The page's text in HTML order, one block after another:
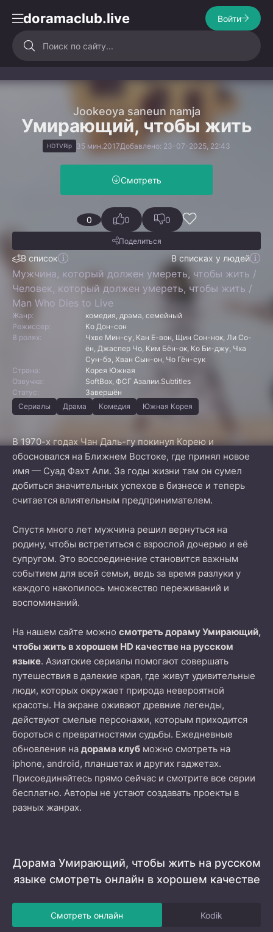
doramaclub.live Войти
Jookeoya saneun namja
Умирающий, чтобы жить
HDTVRip 35 мин.2017Добавлено: 23-07-2025, 22:43
Смотреть
0
В список В списках у людей
0 0
Поделиться
Мужчина, который должен умереть, чтобы жить /
Человек, который должен умереть, чтобы жить /
Man Who Dies to Live
Жанр:
комедия, драма, семейный
Режиссер:
Ко Дон-сон
В ролях:
Чхве Мин-су, Кан Е-вон, Щин Сон-нок, Ли Со-
ён, Джаспер Чо, Ким Бён-ок, Ко Би-джу, Чха
Сун-бэ, Хван Сын-он, Чо Гён-сук
Страна:
Корея Южная
Озвучка:
SoftBox, ФСГ Азалии.Subtitles
Статус:
Завершён
Сериалы
Драма Комедия Южная Корея
В 1970-х годах Чан Даль-гу покинул Корею и
обосновался на Ближнем Востоке, где принял новое
имя — Суад Фахт Али. За годы жизни там он сумел
добиться значительных успехов в бизнесе и теперь
считается влиятельным предпринимателем.
Спустя много лет мужчина решил вернуться на
родину, чтобы встретиться с взрослой дочерью и её
супругом. Это воссоединение становится важным
событием для всей семьи, ведь за время разлуки у
каждого накопилось множество переживаний и
воспоминаний.
На нашем сайте можно смотреть дораму Умирающий,
чтобы жить в хорошем HD качестве на русском
языке. Азиатские сериалы помогают совершать
путешествия в далекие края, где живут удивительные
люди, которых окружает природа невероятной
красоты. На экране оживают древние легенды,
действуют смелые персонажи, которым приходится
бороться с превратностями судьбы. Ежедневные
обновления на дорама клуб можно смотреть на
iphone, android, планшетах и других гаджетах.
Присоединяйтесь прямо сейчас и смотрите все серии
бесплатно. Авторы не устают создавать проекты в
разных жанрах.
Дорама Умирающий, чтобы жить на русском
языке смотреть онлайн в хорошем качестве
Смотреть онлайн Kodik